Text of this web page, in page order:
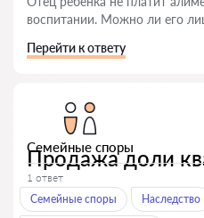
воспитании. Можно ли его
Перейти к ответу
Семейные споры
Продажа доли
1 ответ
Семейные споры
Наследство